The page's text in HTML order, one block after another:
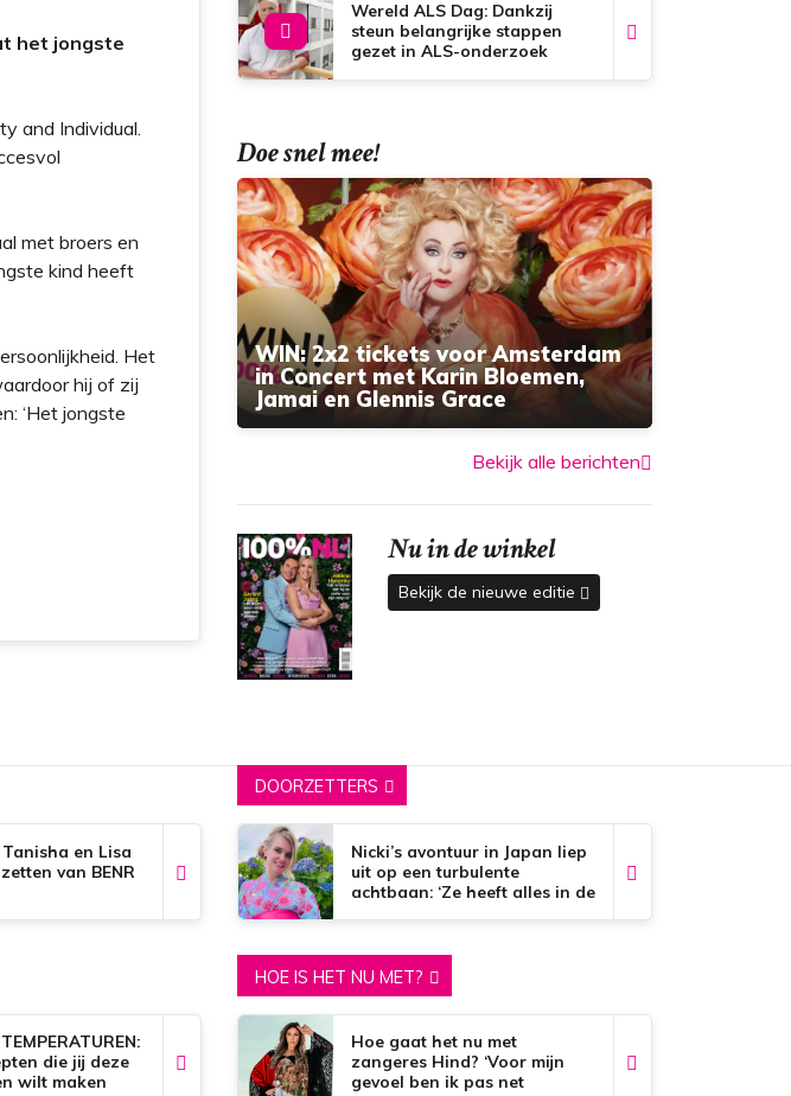
het jongste
and Individual.
met broers en
kind heeft
Het
hij of zij
‘Het jongste
Wereld ALS Dag: Dankzij
steun belangrijke stappen
gezet in ALS-onderzoek
Doe snel mee!
WIN: 2x2 tickets voor Amsterdam
in Concert met Karin Bloemen,
Jamai en Glennis Grace
Bekijk alle berichten
Nu in de winkel
Bekijk de nieuwe editie
Tanisha en Lisa
van BENR
DOORZETTERS
Nicki’s avontuur in Japan liep
uit op een turbulente
achtbaan: ‘Ze heeft alles in de
die jij deze
wilt maken
HOE IS HET NU MET?
Hoe gaat het nu met
zangeres Hind? ‘Voor mijn
gevoel ben ik pas net